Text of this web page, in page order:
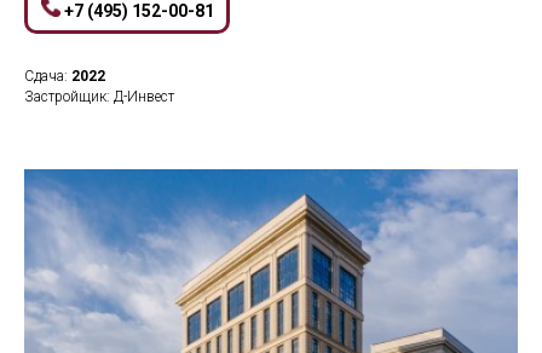
+7 (495) 152-00-81
Сдача: 2022
Застройщик: Д-Инвест